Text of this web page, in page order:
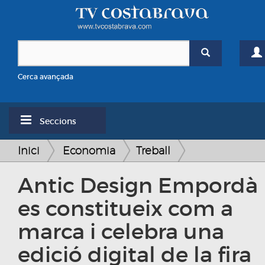
Cerca avançada
Seccions
Inici Economia Treball
Antic Design Empordà
es constitueix com a
marca i celebra una
edició digital de la fira